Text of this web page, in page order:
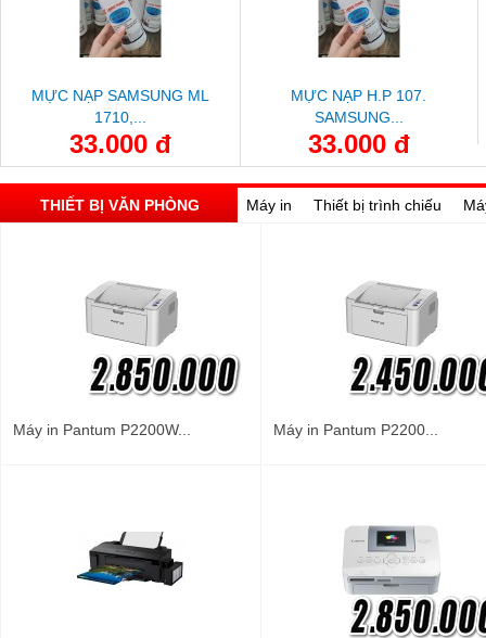
MỰC NẠP SAMSUNG ML
1710,...
33.000 đ
MỰC NẠP H.P 107.
SAMSUNG...
33.000 đ
THIẾT BỊ VĂN PHÒNG Máy in Thiết bị trình chiếu
Máy in Pantum P2200W... Máy in Pantum P2200...